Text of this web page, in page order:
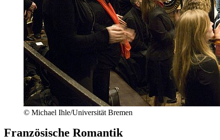
© Michael Ihle/Universität Bremen
Französische Romantik